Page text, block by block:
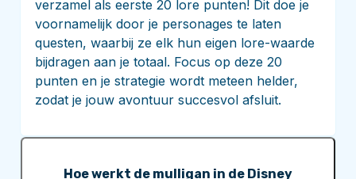
verzamel als eerste 20 lore punten! Dit doe je
voornamelijk door je personages te laten
questen, waarbij ze elk hun eigen lore-waarde
bijdragen aan je totaal. Focus op deze 20
punten en je strategie wordt meteen helder,
zodat je jouw avontuur succesvol afsluit.
Hoe werkt de mulligan in de Disney